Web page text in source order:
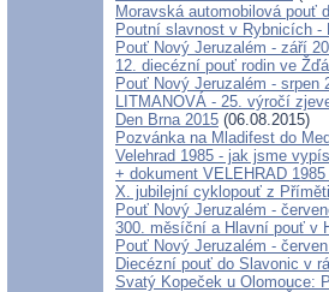
Moravská automobilová pouť
Poutní slavnost v Rybnicích -
Pouť Nový Jeruzalém - září
12. diecézní pouť rodin ve
Pouť Nový Jeruzalém - srpen
LITMANOVÁ - 25. výročí
Den Brna 2015 (06.08.2015)
Pozvánka na Mladifest do
Velehrad 1985 - jak jsme
+ dokument VELEHRAD
X. jubilejní cyklopouť z
Pouť Nový Jeruzalém -
300. měsíční a Hlavní pouť v
Pouť Nový Jeruzalém -
Diecézní pouť do Slavonic v
Svatý Kopeček u Olomouce: